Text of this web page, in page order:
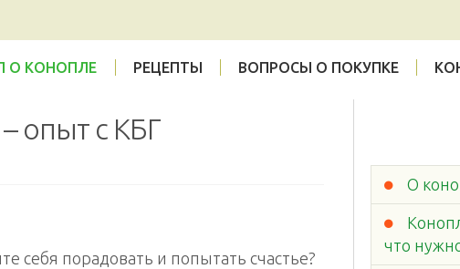
О КОНОПЛЕ РЕЦЕПТЫ ВОПРОСЫ О ПОКУПКЕ
опыт с КБГ
себя порадовать и попытать счастье?
О
что